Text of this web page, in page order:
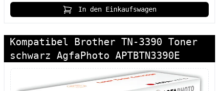
In den Einkaufswagen
Kompatibel Brother TN-3390 Toner
schwarz AgfaPhoto APTBTN3390E